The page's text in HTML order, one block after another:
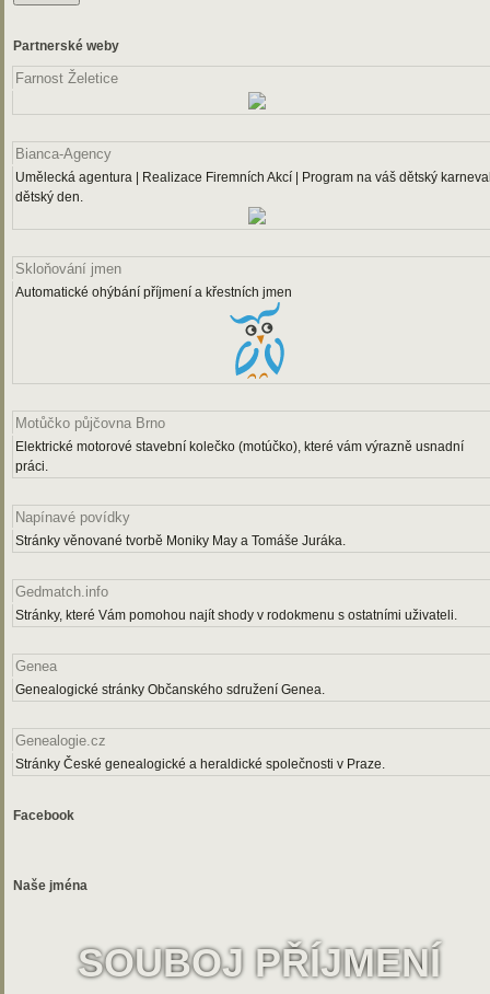
Partnerské weby
Farnost Želetice
Bianca-Agency
Umělecká agentura | Realizace Firemních Akcí | Program na váš dětský
dětský den.
Skloňování jmen
Automatické ohýbání příjmení a křestních jmen
Motůčko půjčovna Brno
Elektrické motorové stavební kolečko (motúčko), které vám výrazně usnadní
práci.
Napínavé povídky
Stránky věnované tvorbě Moniky May a Tomáše Juráka.
Gedmatch.info
Stránky, které Vám pomohou najít shody v rodokmenu s ostatními uživateli.
Genea
Genealogické stránky Občanského sdružení Genea.
Genealogie.cz
Stránky České genealogické a heraldické společnosti v Praze.
Facebook
Naše jména
SOUBOJ PŘÍJMENÍ